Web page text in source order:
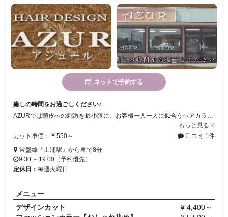
ネットで予約する
癒しの時間をお過ごしください♪
AZURでは頭皮への刺激を最小限に、お客様一人一人に似合うヘアカラーレシピを作り、ご提案します！自宅でもお手入れや再現のしやすいカットを提供していますので、是非、一度ご来店してお試しください♪
もっと見る
カット単価： ¥ 550～
口コミ 1件
常盤線『土浦駅』から車で8分
9:30 ～19:00（予約優先）
定休日： 毎週火曜日
メニュー
デザインカット
¥ 4,400～